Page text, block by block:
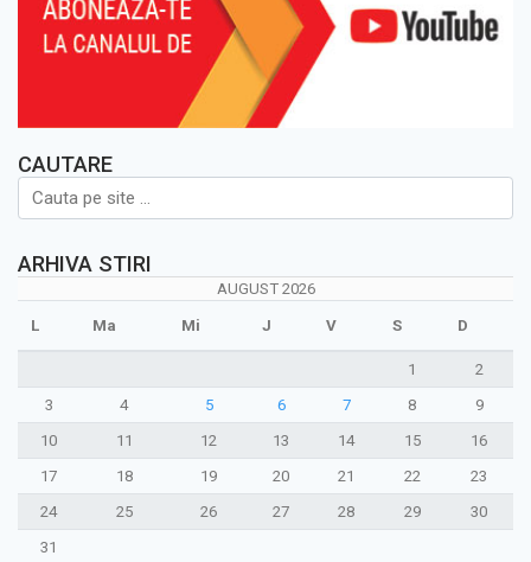
CAUTARE
ARHIVA STIRI
AUGUST 2026
L Ma Mi J V S D
1
2
3
4 5 6 7 8
9
10
11 12 13 14 15
16
17
18 19 20 21 22
23
24
25 26 27 28 29
30
31